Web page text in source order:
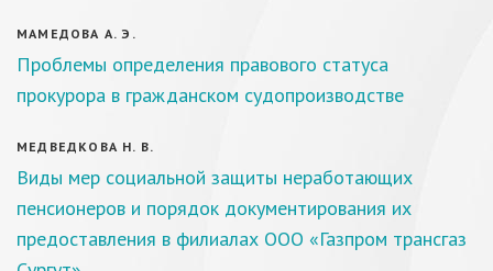
МАМЕДОВА А. Э.
Проблемы определения правового статуса
прокурора в гражданском судопроизводстве
МЕДВЕДКОВА Н. В.
Виды мер социальной защиты неработающих
пенсионеров и порядок документирования их
предоставления в филиалах ООО «Газпром трансгаз